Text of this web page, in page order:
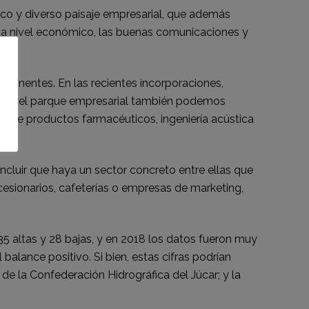
y diverso paisaje empresarial, que además
nivel económico, las buenas comunicaciones y
En las recientes incorporaciones,
el parque empresarial también podemos
de productos farmacéuticos, ingeniería acústica
que haya un sector concreto entre ellas que
cafeterías o empresas de marketing,
altas y 28 bajas, y en 2018 los datos fueron muy
positivo. Si bien, estas cifras podrían
la Confederación Hidrográfica del Júcar; y la